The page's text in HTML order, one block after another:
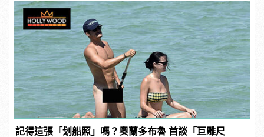
記得這張「划船照」嗎？奧蘭多布魯 首談「巨雕尺